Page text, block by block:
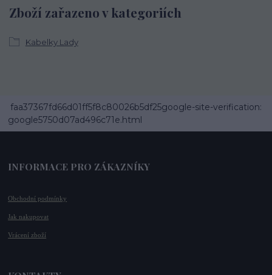
Zboží zařazeno v kategoriích
Kabelky Lady
faa37367fd66d01ff5f8c80026b5df25google-site-verification:
google5750d07ad496c71e.html
INFORMACE PRO ZÁKAZNÍKY
Obchodní podmínky
Jak nakupovat
Vrácení zboží